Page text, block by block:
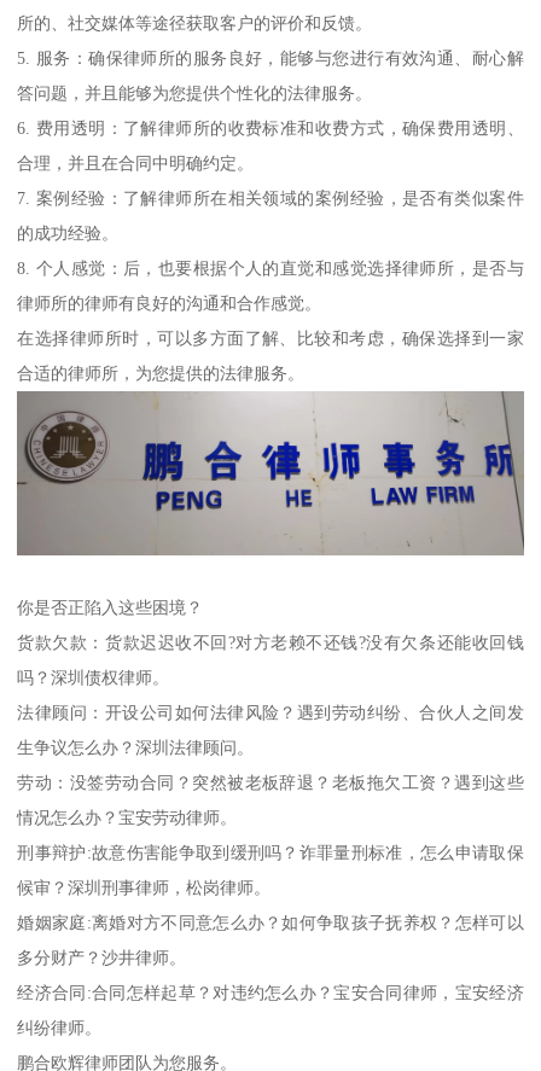
所的、社交媒体等途径获取客户的评价和反馈。
5. 服务：确保律师所的服务良好，能够与您进行有效沟通、耐心解
答问题，并且能够为您提供个性化的法律服务。
6. 费用透明：了解律师所的收费标准和收费方式，确保费用透明、
合理，并且在合同中明确约定。
7. 案例经验：了解律师所在相关领域的案例经验，是否有类似案件
的成功经验。
8. 个人感觉：后，也要根据个人的直觉和感觉选择律师所，是否与
律师所的律师有良好的沟通和合作感觉。
在选择律师所时，可以多方面了解、比较和考虑，确保选择到一家
合适的律师所，为您提供的法律服务。
你是否正陷入这些困境？
货款欠款：货款迟迟收不回?对方老赖不还钱?没有欠条还能收回钱
吗？深圳债权律师。
法律顾问：开设公司如何法律风险？遇到劳动纠纷、合伙人之间发
生争议怎么办？深圳法律顾问。
劳动：没签劳动合同？突然被老板辞退？老板拖欠工资？遇到这些
情况怎么办？宝安劳动律师。
刑事辩护:故意伤害能争取到缓刑吗？诈罪量刑标准，怎么申请取保
候审？深圳刑事律师，松岗律师。
婚姻家庭:离婚对方不同意怎么办？如何争取孩子抚养权？怎样可以
多分财产？沙井律师。
经济合同:合同怎样起草？对违约怎么办？宝安合同律师，宝安经济
纠纷律师。
鹏合欧辉律师团队为您服务。